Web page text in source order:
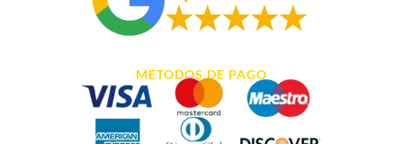
MÉTODOS DE PAGO